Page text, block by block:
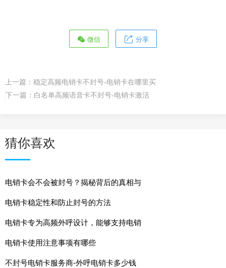
微信 分享
上一篇： 稳定高频电销卡不封号-电销卡在哪里买
下一篇： 白名单高频语音卡不封号-电销卡激活
猜你喜欢
电销卡会不会被封号？揭秘背后的真相与
电销卡稳定性和防止封号的方法
电销卡专为高频外呼设计，能够支持电销
电销卡使用注意事项有哪些
不封号电销卡服务商-外呼电销卡多少钱